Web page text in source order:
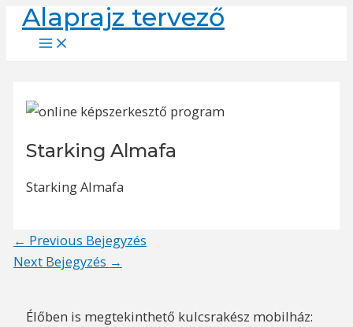
SkipAlaprajz tervező
Main
Menu
Starking Almafa
Starking Almafa
Post
navigation
← Previous Bejegyzés
Next Bejegyzés →
Élőben is megtekinthető kulcsrakész mobilház: